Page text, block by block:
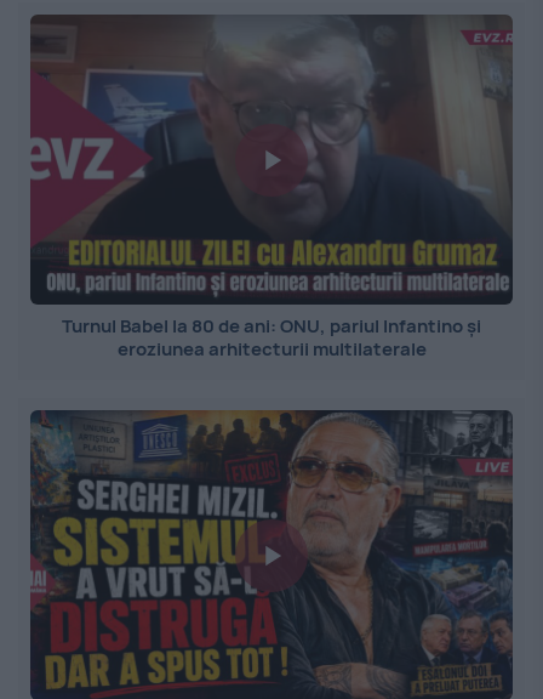
Turnul Babel la 80 de ani: ONU, pariul Infantino și
eroziunea arhitecturii multilaterale